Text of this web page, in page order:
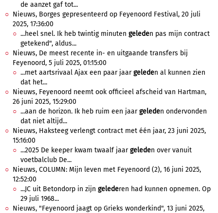
de aanzet gaf tot...
Nieuws, Borges gepresenteerd op Feyenoord Festival, 20 juli
2025, 17:36:00
...heel snel. Ik heb twintig minuten geleden pas mijn contract
getekend", aldus...
Nieuws, De meest recente in- en uitgaande transfers bij
Feyenoord, 5 juli 2025, 01:15:00
...met aartsrivaal Ajax een paar jaargeleden al kunnen zien
dat het...
Nieuws, Feyenoord neemt ook officieel afscheid van Hartman,
26 juni 2025, 15:29:00
...aan de horizon. Ik heb ruim een jaargeleden ondervonden
dat niet altijd...
Nieuws, Haksteeg verlengt contract met één jaar, 23 juni 2025,
15:16:00
...2025 De keeper kwam twaalf jaargeleden over vanuit
voetbalclub De...
Nieuws, COLUMN: Mijn leven met Feyenoord (2), 16 juni 2025,
12:52:00
...JC uit Betondorp in zijn gelederen had kunnen opnemen. Op
29 juli 1968...
Nieuws, "Feyenoord jaagt op Grieks wonderkind", 13 juni 2025,